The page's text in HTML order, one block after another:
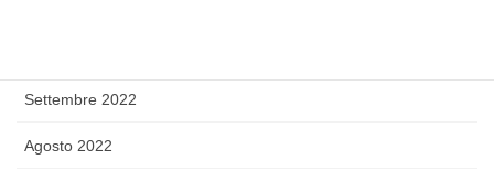
Settembre 2022
Agosto 2022